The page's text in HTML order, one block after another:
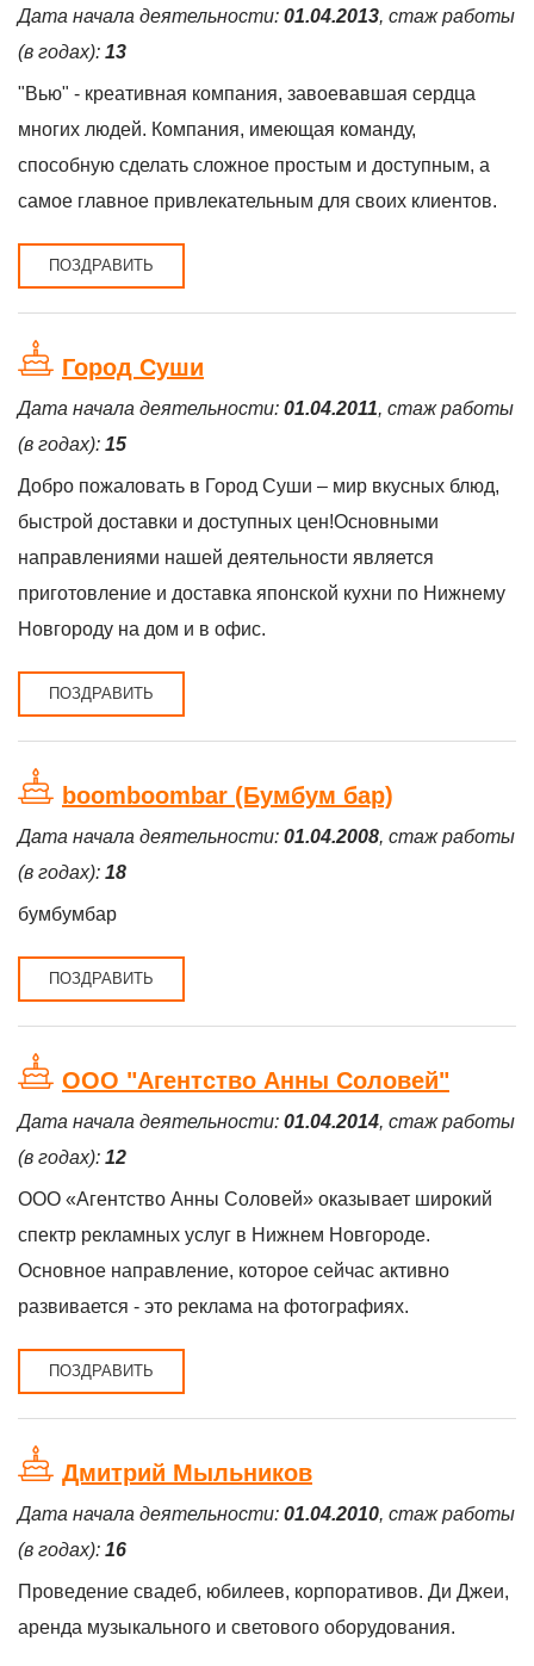
Дата начала деятельности: 01.04.2013, стаж работы
(в годах): 13
"Вью" - креативная компания, завоевавшая сердца
многих людей. Компания, имеющая команду,
способную сделать сложное простым и доступным, а
самое главное привлекательным для своих клиентов.
ПОЗДРАВИТЬ
Город Суши
Дата начала деятельности: 01.04.2011, стаж работы
(в годах): 15
Добро пожаловать в Город Суши – мир вкусных блюд,
быстрой доставки и доступных цен!Основными
направлениями нашей деятельности является
приготовление и доставка японской кухни по Нижнему
Новгороду на дом и в офис.
ПОЗДРАВИТЬ
boomboombar (Бумбум бар)
Дата начала деятельности: 01.04.2008, стаж работы
(в годах): 18
бумбумбар
ПОЗДРАВИТЬ
ООО "Агентство Анны Соловей"
Дата начала деятельности: 01.04.2014, стаж работы
(в годах): 12
ООО «Агентство Анны Соловей» оказывает широкий
спектр рекламных услуг в Нижнем Новгороде.
Основное направление, которое сейчас активно
развивается - это реклама на фотографиях.
ПОЗДРАВИТЬ
Дмитрий Мыльников
Дата начала деятельности: 01.04.2010, стаж работы
(в годах): 16
Проведение свадеб, юбилеев, корпоративов. Ди Джеи,
аренда музыкального и светового оборудования.